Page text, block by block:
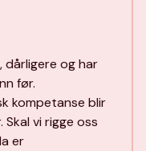
dårligere og har
før.
kompetanse blir
vi rigge oss
er